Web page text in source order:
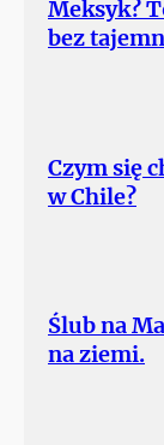
Meksyk?
bez
Czym się
w Chile?
Ślub na
na ziemi.